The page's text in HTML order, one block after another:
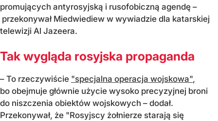
promujących antyrosyjską i rusofobiczną agendę –
przekonywał Miedwiediew w wywiadzie dla katarskiej
telewizji Al Jazeera.
Tak wygląda rosyjska propaganda
– To rzeczywiście "specjalna operacja wojskowa",
bo obejmuje głównie użycie wysoko precyzyjnej broni
do niszczenia obiektów wojskowych – dodał.
Przekonywał, że "Rosyjscy żołnierze starają się